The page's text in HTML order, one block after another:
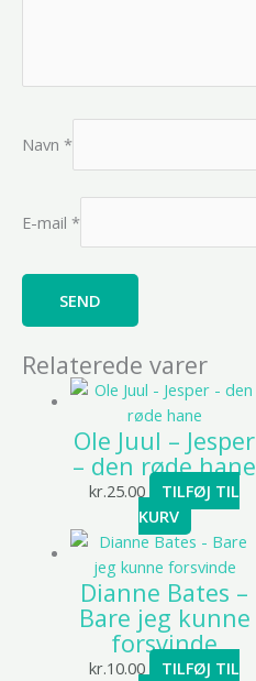
Navn *
E-mail *
Relaterede varer
Ole Juul – Jesper
– den røde hane
kr.25.00
TILFØJ TIL
KURV
Dianne Bates –
Bare jeg kunne
forsvinde
kr.10.00
TILFØJ TIL